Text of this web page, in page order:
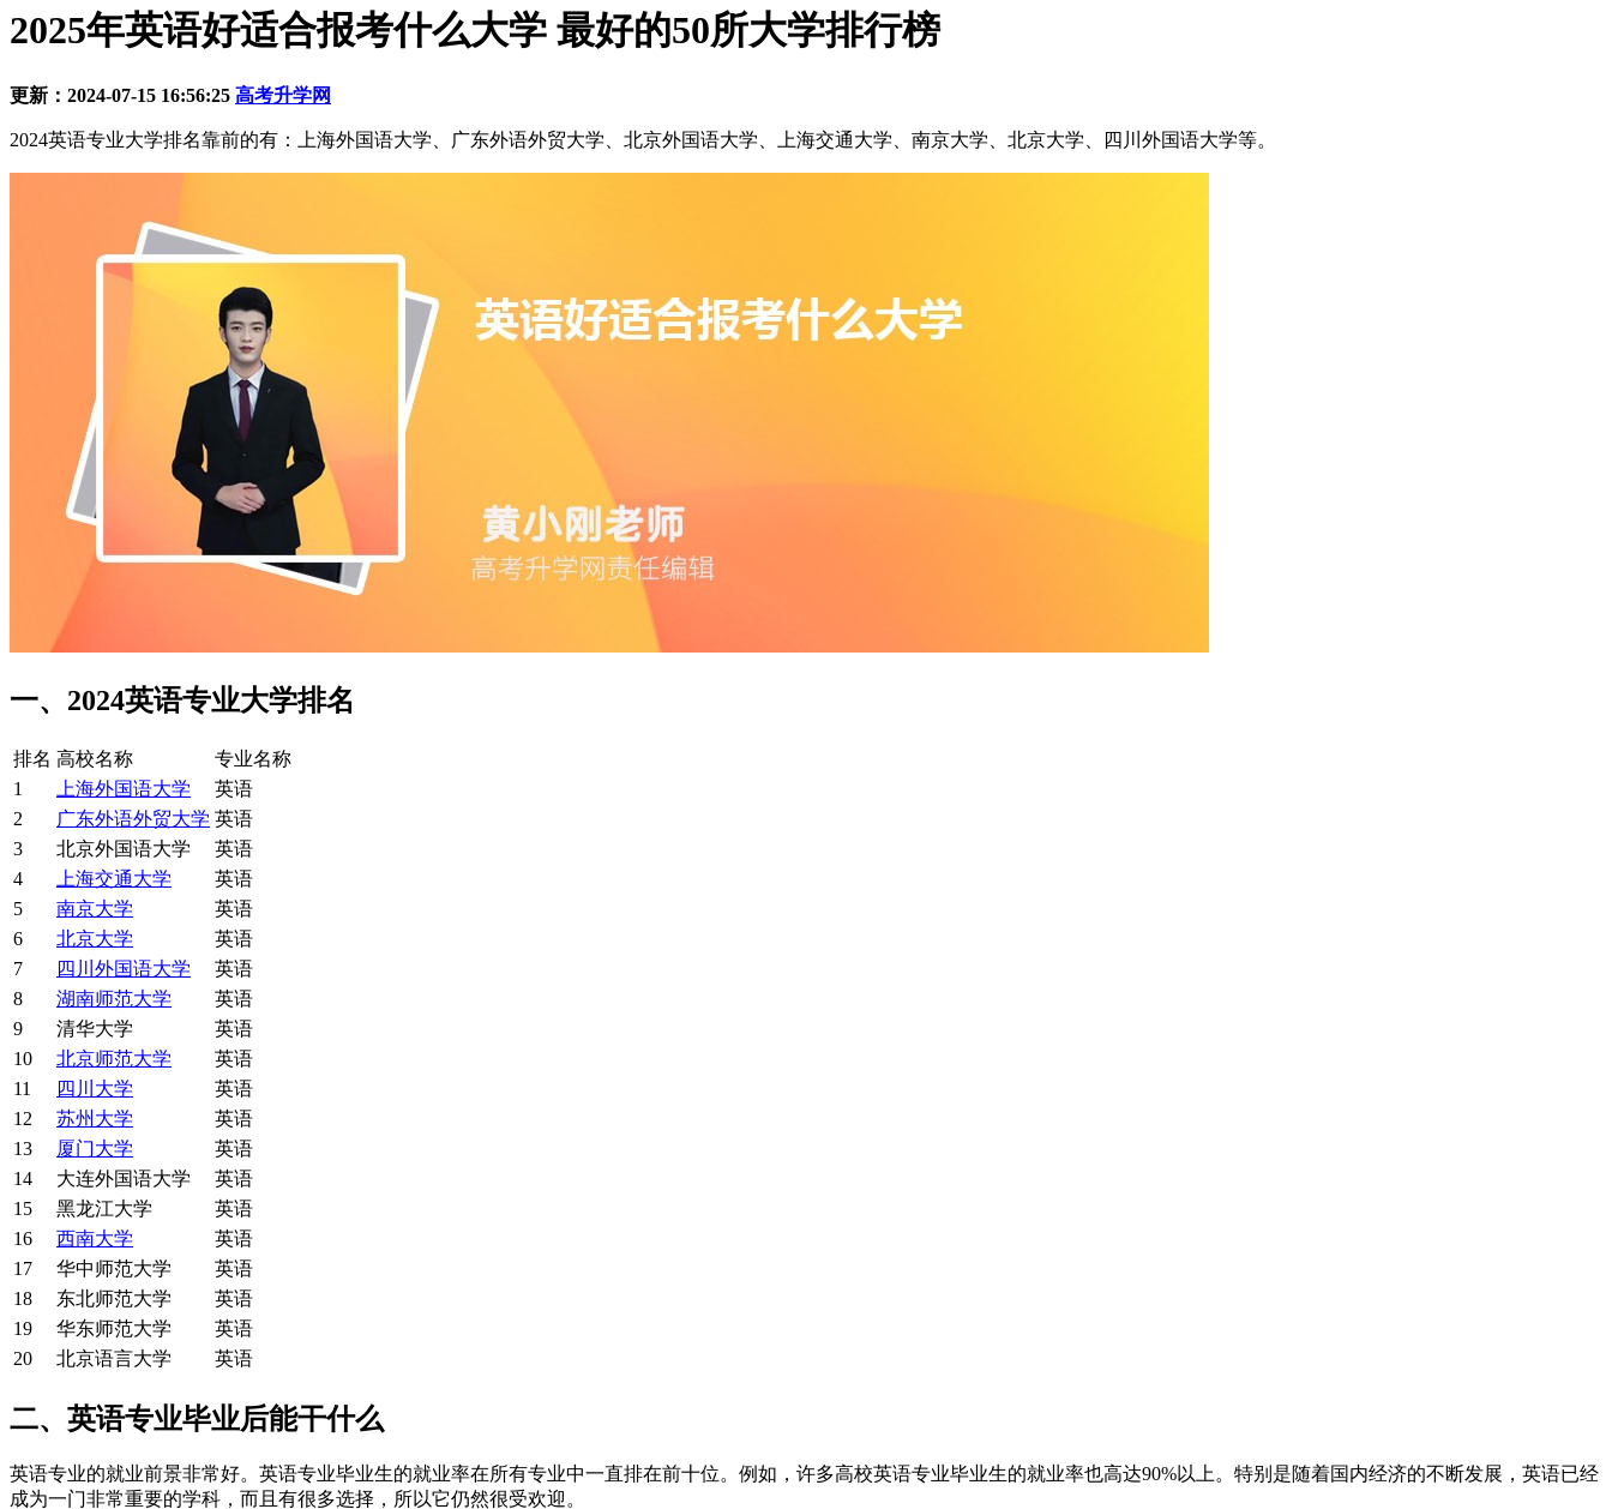
2025年英语好适合报考什么大学 最好的50所大学排行榜
更新：2024-07-15 16:56:25 高考升学网
2024英语专业大学排名靠前的有：上海外国语大学、广东外语外贸大学、北京外国语大学、上海交通大学、南京大学、北京大学、四川外国语大学等。
一、2024英语专业大学排名
排名 高校名称
专业名称
1
上海外国语大学
英语
2
广东外语外贸大学 英语
3
北京外国语大学
英语
4
上海交通大学
英语
5
南京大学
英语
6
北京大学
英语
7
四川外国语大学
英语
8
湖南师范大学
英语
9
清华大学
英语
10
北京师范大学
英语
11
四川大学
英语
12
苏州大学
英语
13
厦门大学
英语
14
大连外国语大学
英语
15
黑龙江大学
英语
16
西南大学
英语
17
华中师范大学
英语
18
东北师范大学
英语
19
华东师范大学
英语
20
北京语言大学 英语
二、英语专业毕业后能干什么
英语专业的就业前景非常好。英语专业毕业生的就业率在所有专业中一直排在前十位。例如，许多高校英语专业毕业生的就业率也高达90%以上。特别是随着国内经济的不断发展，英语已经
成为一门非常重要的学科，而且有很多选择，所以它仍然很受欢迎。